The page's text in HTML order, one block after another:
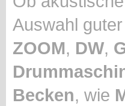
Auswahl
ZOOM, DW,
Becken, wie